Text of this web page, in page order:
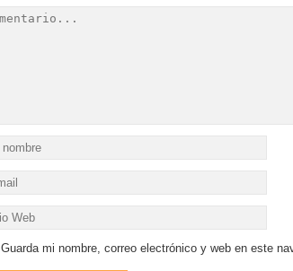
Guarda mi nombre, correo electrónico y web en este